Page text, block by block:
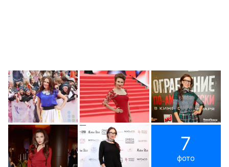
7
фото